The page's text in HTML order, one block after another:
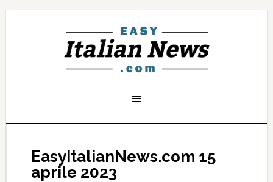
EasyItalianNews.com 15
aprile 2023